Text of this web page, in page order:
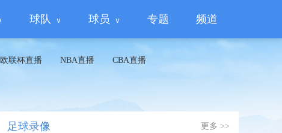
球队 球员 专题 频道
欧联杯直播 NBA直播 CBA直播
足球录像 更多 >>